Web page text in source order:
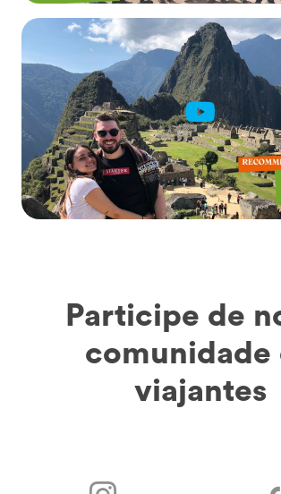
Participe de
comunidade
viajantes